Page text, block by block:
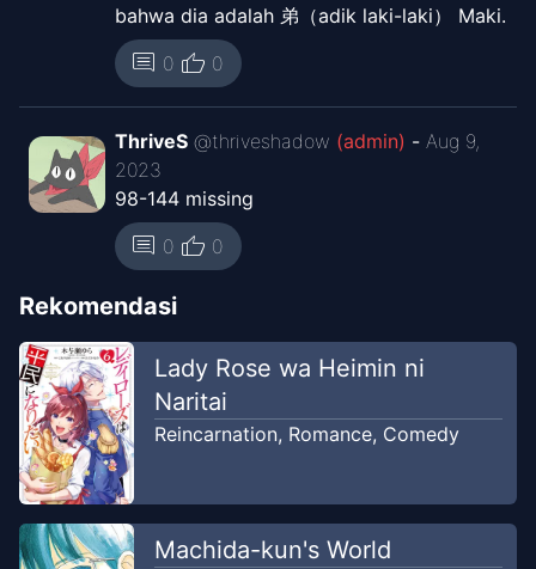
Chapter274
Unknown
Unknown
Aug 9, 2023
Chapter
272
Unknown
Chapter271
Unknown
Chapter270
Unknown
Aug 9, 2023
Chapter269
Unknown
Aug 9, 2023
bahwa dia adalah 弟（adik laki-laki） Maki.
comment 0 thumb_up 0
ThriveS @thriveshadow (admin) - Aug 9,
2023
98-144 missing
comment 0 thumb_up 0
Rekomendasi
Lady Rose wa Heimin ni
Naritai
Reincarnation, Romance, Comedy
Machida-kun's World